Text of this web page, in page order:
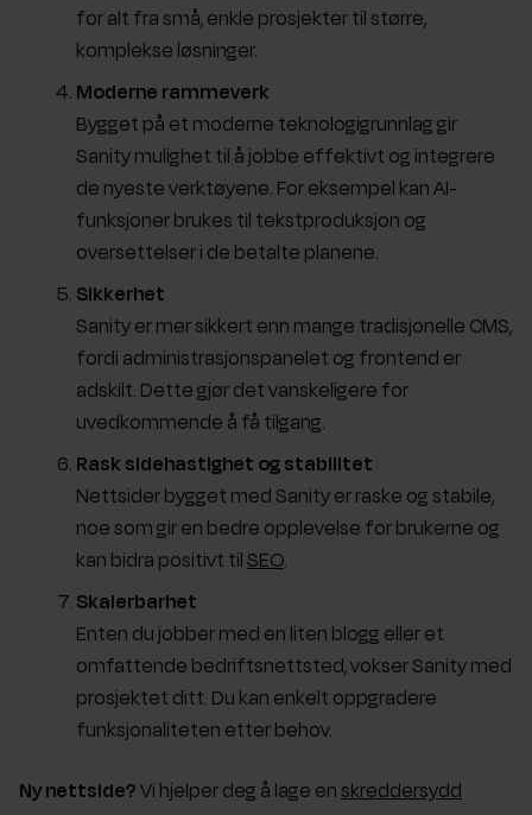
for alt fra små, enkle prosjekter til større,
komplekse løsninger.
Moderne rammeverk
Bygget på et moderne teknologigrunnlag gir
Sanity mulighet til å jobbe effektivt og integrere
de nyeste verktøyene. For eksempel kan AI-
funksjoner brukes til tekstproduksjon og
oversettelser i de betalte planene.
Sikkerhet
Sanity er mer sikkert enn mange tradisjonelle CMS,
fordi administrasjonspanelet og frontend er
adskilt. Dette gjør det vanskeligere for
uvedkommende å få tilgang.
Rask sidehastighet og stabilitet
Nettsider bygget med Sanity er raske og stabile,
noe som gir en bedre opplevelse for brukerne og
kan bidra positivt tilSEO.
Skalerbarhet
Enten du jobber med en liten blogg eller et
omfattende bedriftsnettsted, vokser Sanity med
prosjektet ditt. Du kan enkelt oppgradere
funksjonaliteten etter behov.
Ny nettside?Vi hjelper deg å lage enskreddersydd